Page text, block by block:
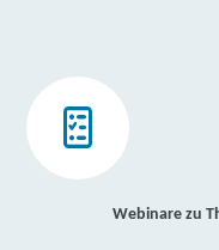
Webinare zu